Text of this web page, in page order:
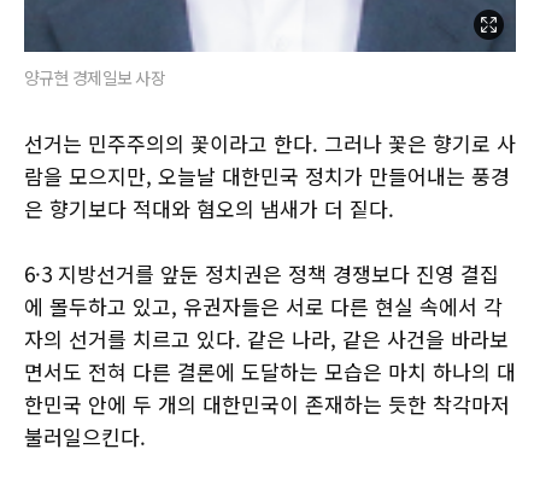
양규현 경제일보 사장
선거는 민주주의의 꽃이라고 한다. 그러나 꽃은 향기로 사
람을 모으지만, 오늘날 대한민국 정치가 만들어내는 풍경
은 향기보다 적대와 혐오의 냄새가 더 짙다.
6·3 지방선거를 앞둔 정치권은 정책 경쟁보다 진영 결집
에 몰두하고 있고, 유권자들은 서로 다른 현실 속에서 각
자의 선거를 치르고 있다. 같은 나라, 같은 사건을 바라보
면서도 전혀 다른 결론에 도달하는 모습은 마치 하나의 대
한민국 안에 두 개의 대한민국이 존재하는 듯한 착각마저
불러일으킨다.